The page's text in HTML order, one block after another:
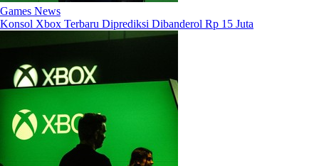
Games News
Konsol Xbox Terbaru Diprediksi Dibanderol Rp 15 Juta